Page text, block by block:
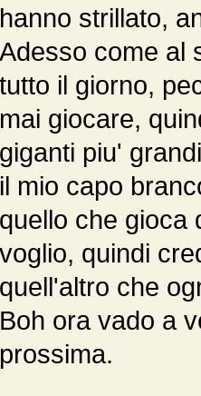
hanno strillato,
Adesso come al
tutto il giorno,
mai giocare,
giganti piu'
il mio capo
quello che gioca
voglio, quindi
quell'altro che
Boh ora vado a
prossima.